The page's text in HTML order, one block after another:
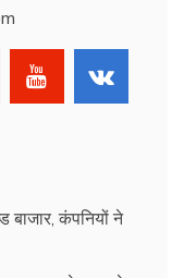
बाजार, कंपनियों ने